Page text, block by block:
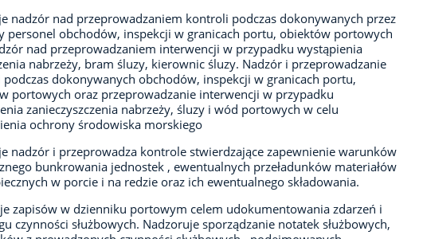
nadzór nad przeprowadzaniem kontroli podczas dokonywanych przez
personel obchodów, inspekcji w granicach portu, obiektów portowych
nad przeprowadzaniem interwencji w przypadku wystąpienia
nabrzeży, bram śluzy, kierownic śluzy. Nadzór i przeprowadzanie
dokonywanych obchodów, inspekcji w granicach portu,
portowych oraz przeprowadzanie interwencji w przypadku
zanieczyszczenia nabrzeży, śluzy i wód portowych w celu
ochrony środowiska morskiego
nadzór i przeprowadza kontrole stwierdzające zapewnienie warunków
bunkrowania jednostek , ewentualnych przeładunków materiałów
w porcie i na redzie oraz ich ewentualnego składowania.
zapisów w dzienniku portowym celem udokumentowania zdarzeń i
czynności służbowych. Nadzoruje sporządzanie notatek służbowych,